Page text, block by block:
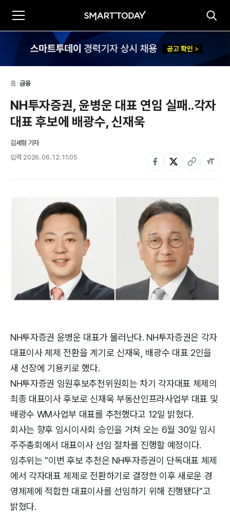
홈>금융
NH투자증권, 윤병운 대표 연임 실패..각자
대표 후보에 배광수, 신재욱
김세형 기자
입력 2026. 06. 12. 11:05
NH투자증권 윤병운 대표가 물러난다. NH투자증권은 각자
대표이사 체제 전환을 계기로 신재욱, 배광수 대표 2인을
새 선장에 기용키로 했다.
NH투자증권 임원후보추천위원회는 차기 각자대표 체제의
최종 대표이사 후보로 신재욱 부동산인프라사업부 대표 및
배광수 WM사업부 대표를 추천했다고 12일 밝혔다.
회사는 향후 임시이사회 승인을 거쳐 오는 6월 30일 임시
주주총회에서 대표이사 선임 절차를 진행할 예정이다.
임추위는 "이번 후보 추천은 NH투자증권이 단독대표 체제
에서 각자대표 체제로 전환하기로 결정한 이후 새로운 경
영체제에 적합한 대표이사를 선임하기 위해 진행됐다"고
밝혔다.